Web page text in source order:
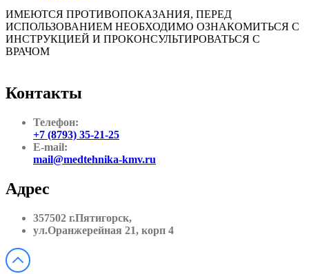
ИМЕЮТСЯ ПРОТИВОПОКАЗАНИЯ, ПЕРЕД
ИСПОЛЬЗОВАНИЕМ НЕОБХОДИМО ОЗНАКОМИТЬСЯ С
ИНСТРУКЦИЕЙ И ПРОКОНСУЛЬТИРОВАТЬСЯ С
ВРАЧОМ
Контакты
Телефон:
+7 (8793) 35-21-25
E-mail:
mail@medtehnika-kmv.ru
Адрес
357502 г.Пятигорск,
ул.Оранжерейная 21, корп 4